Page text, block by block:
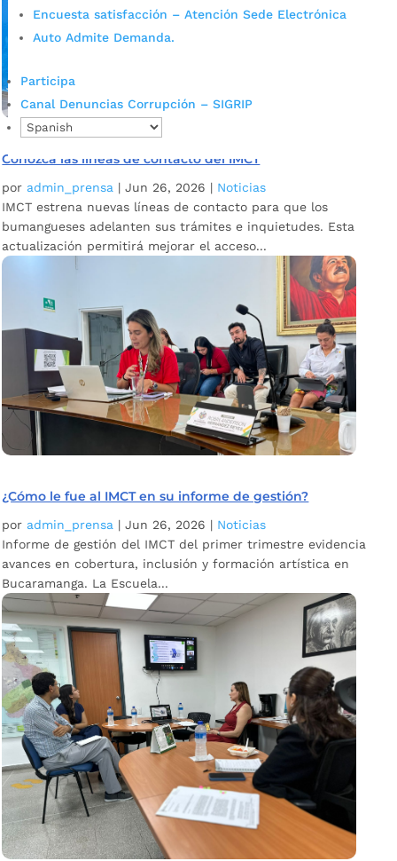
Encuesta satisfacción – Atención Sede Electrónica
Auto Admite Demanda.
Participa
Canal Denuncias Corrupción – SIGRIP
Conozca las líneas de contacto del IMCT
por admin_prensa |Jun 26, 2026 | Noticias
IMCT estrena nuevas líneas de contacto para que los
bumangueses adelanten sus trámites e inquietudes. Esta
actualización permitirá mejorar el acceso...
¿Cómo le fue al IMCT en su informe de gestión?
por admin_prensa |Jun 26, 2026 | Noticias
Informe de gestión del IMCT del primer trimestre evidencia
avances en cobertura, inclusión y formación artística en
Bucaramanga. La Escuela...